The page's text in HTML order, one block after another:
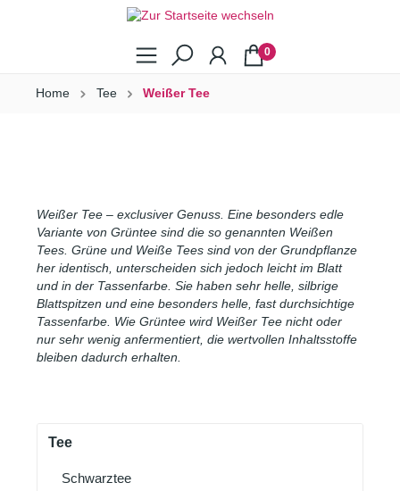
0
Home Tee Weißer Tee
Weißer Tee – exclusiver Genuss. Eine besonders edle
Variante von Grüntee sind die so genannten Weißen
Tees. Grüne und Weiße Tees sind von der Grundpflanze
her identisch, unterscheiden sich jedoch leicht im Blatt
und in der Tassenfarbe. Sie haben sehr helle, silbrige
Blattspitzen und eine besonders helle, fast durchsichtige
Tassenfarbe. Wie Grüntee wird Weißer Tee nicht oder
nur sehr wenig anfermentiert, die wertvollen Inhaltsstoffe
bleiben dadurch erhalten.
Tee
Schwarztee